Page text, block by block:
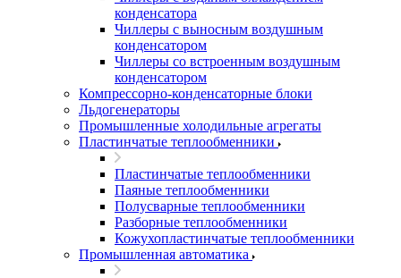
конденсатора
Чиллеры с выносным воздушным
конденсатором
Чиллеры со встроенным воздушным
конденсатором
Компрессорно-конденсаторные блоки
Льдогенераторы
Промышленные холодильные агрегаты
Пластинчатые теплообменники
Пластинчатые теплообменники
Паяные теплообменники
Полусварные теплообменники
Разборные теплообменники
Кожухопластинчатые теплообменники
Промышленная автоматика